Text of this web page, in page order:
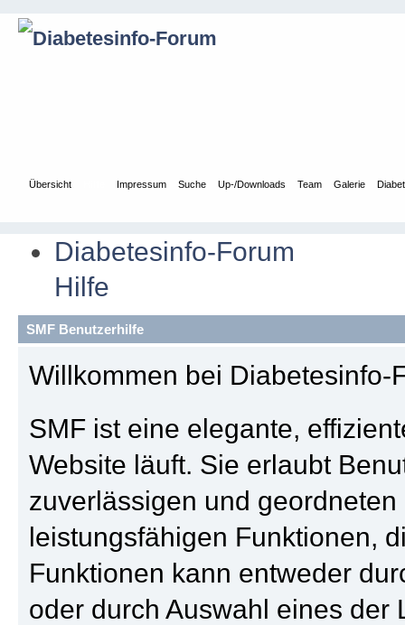
Übersicht Impressum Suche Up-/Downloads Team Galerie
Diabetesinfo-Forum
Hilfe
SMF Benutzerhilfe
Willkommen bei
SMF ist eine elegante,
Website läuft. Sie erlaubt
zuverlässigen und
leistungsfähigen Funktionen,
Funktionen kann entweder
oder durch Auswahl eines